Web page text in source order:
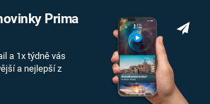
Prima
a 1x týdně vás
a nejlepší z